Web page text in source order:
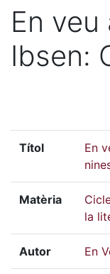
En
Ibsen:
Títol
En
Matèria
la
Autor En